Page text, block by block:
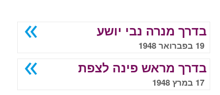
בדרך מנרה נבי יושע
19 בפברואר 1948
בדרך מראש פינה לצפת
17 במרץ 1948